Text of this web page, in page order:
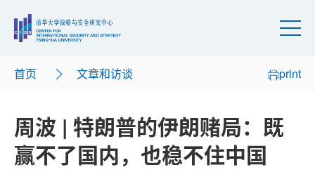
首页 文章和访谈 print
周波 | 特朗普的伊朗赌局：既
赢不了国内，也稳不住中国